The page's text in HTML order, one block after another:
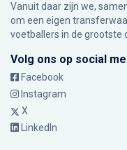
Vanuit daar zijn we,
om een eigen
voetballers in de grootste
Volg ons op social
Facebook
Instagram
X
LinkedIn